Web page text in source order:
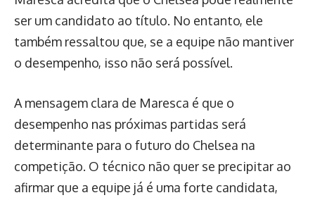
ser um candidato ao título. No entanto, ele
também ressaltou que, se a equipe não mantiver
o desempenho, isso não será possível.
A mensagem clara de Maresca é que o
desempenho nas próximas partidas será
determinante para o futuro do Chelsea na
competição. O técnico não quer se precipitar ao
afirmar que a equipe já é uma forte candidata,